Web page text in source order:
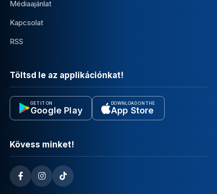
Médiaajánlat
Kapcsolat
RSS
Töltsd le az applikációnkat!
GET IT ON
Google Play
DOWNLOAD ON THE
App Store
Kövess minket!